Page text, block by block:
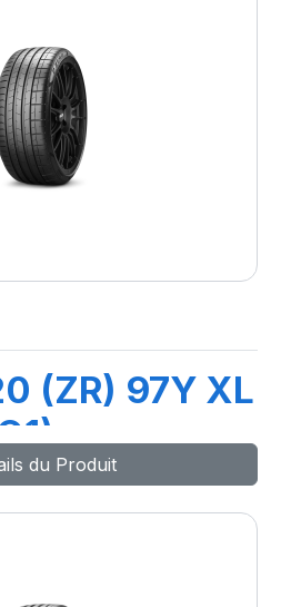
(ZR) 97Y XL
du Produit